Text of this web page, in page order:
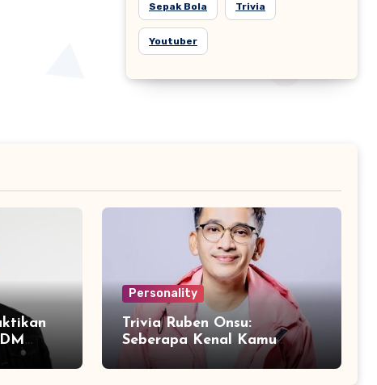
Sepak Bola Trivia
Youtuber
Personality
Trivia Ruben Onsu:
Seberapa Kenal Kamu
dengan Sang Presenter
Serbabisa?